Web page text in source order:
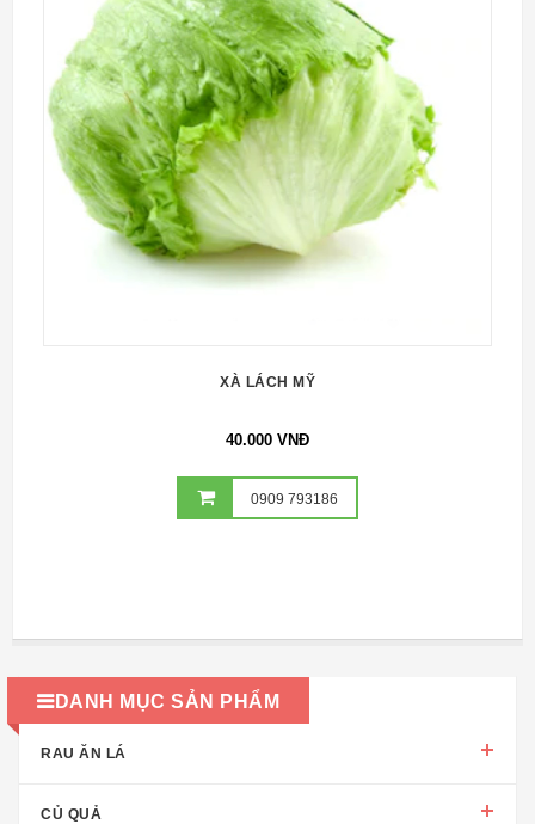
XÀ LÁCH MỸ
40.000 VNĐ
0909 793186
DANH MỤC SẢN PHẨM
RAU ĂN LÁ
CỦ QUẢ